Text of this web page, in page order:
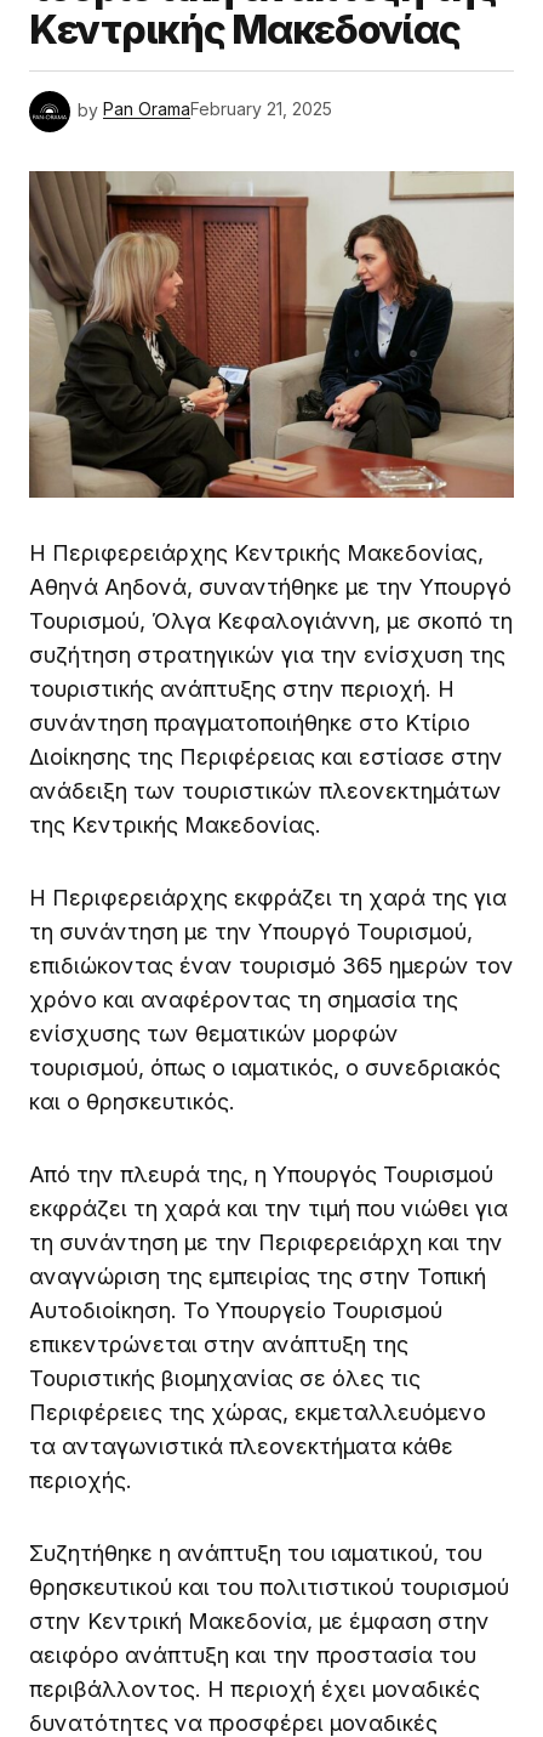
Κεντρικής Μακεδονίας
by Pan OramaFebruary 21, 2025
Η Περιφερειάρχης Κεντρικής Μακεδονίας,
Αθηνά Αηδονά, συναντήθηκε με την Υπουργό
Τουρισμού, Όλγα Κεφαλογιάννη, με σκοπό τη
συζήτηση στρατηγικών για την ενίσχυση της
τουριστικής ανάπτυξης στην περιοχή. Η
συνάντηση πραγματοποιήθηκε στο Κτίριο
Διοίκησης της Περιφέρειας και εστίασε στην
ανάδειξη των τουριστικών πλεονεκτημάτων
της Κεντρικής Μακεδονίας.
Η Περιφερειάρχης εκφράζει τη χαρά της για
τη συνάντηση με την Υπουργό Τουρισμού,
επιδιώκοντας έναν τουρισμό 365 ημερών τον
χρόνο και αναφέροντας τη σημασία της
ενίσχυσης των θεματικών μορφών
τουρισμού, όπως ο ιαματικός, ο συνεδριακός
και ο θρησκευτικός.
Από την πλευρά της, η Υπουργός Τουρισμού
εκφράζει τη χαρά και την τιμή που νιώθει για
τη συνάντηση με την Περιφερειάρχη και την
αναγνώριση της εμπειρίας της στην Τοπική
Αυτοδιοίκηση. Το Υπουργείο Τουρισμού
επικεντρώνεται στην ανάπτυξη της
Τουριστικής βιομηχανίας σε όλες τις
Περιφέρειες της χώρας, εκμεταλλευόμενο
τα ανταγωνιστικά πλεονεκτήματα κάθε
περιοχής.
Συζητήθηκε η ανάπτυξη του ιαματικού, του
θρησκευτικού και του πολιτιστικού τουρισμού
στην Κεντρική Μακεδονία, με έμφαση στην
αειφόρο ανάπτυξη και την προστασία του
περιβάλλοντος. Η περιοχή έχει μοναδικές
δυνατότητες να προσφέρει μοναδικές